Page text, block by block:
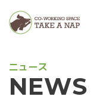
ニュ ース
NEWS